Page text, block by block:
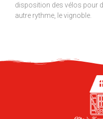
disposition des vélos pour
autre rythme, le vignoble.